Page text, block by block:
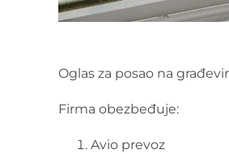
Oglas za posao na
Firma obezbeđuje:
Avio prevoz